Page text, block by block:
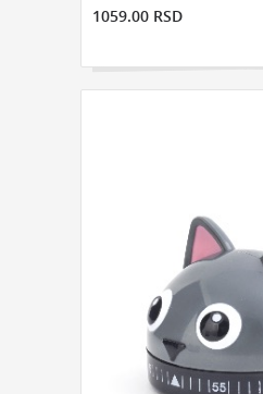
1059.00 RSD